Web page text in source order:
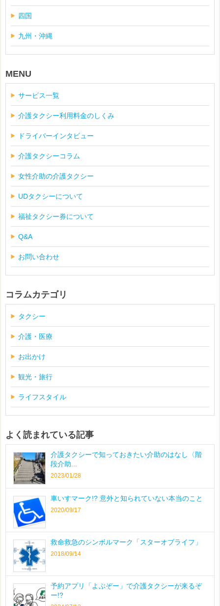
四国
九州・沖縄
MENU
サービス一覧
介護タクシー利用料金のしくみ
ドライバーインタビュー
介護タクシーコラム
女性介助の介護タクシー
UDタクシーについて
福祉タクシー券について
Q&A
お問い合わせ
コラムカテゴリ
タクシー
介護・医療
お出かけ
観光・旅行
ライフスタイル
よく読まれている記事
介護タクシーで知っておきたい介助のはなし〈階
段介助...
2023/01/28
車いすマーク!? 意外と知られていない本当のこと
2020/09/17
救命救急のシンボルマーク「スターオブライフ」
2018/09/14
予約アプリ「よぶぞー」で介護タクシーが来るぞ
ー!?